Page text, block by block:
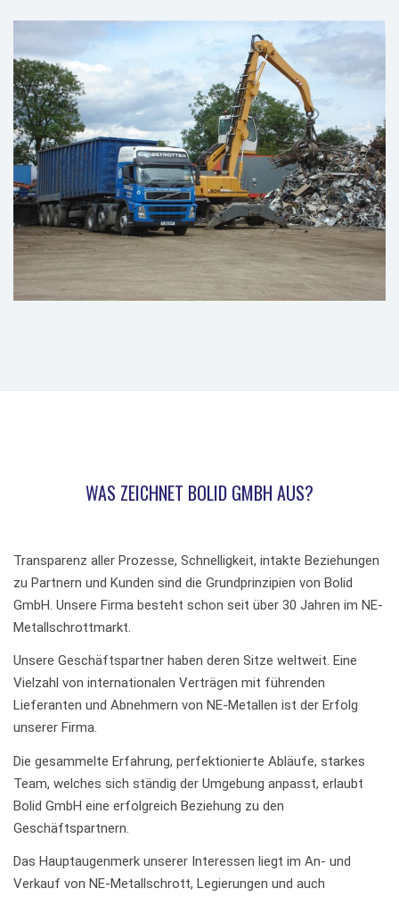
WAS ZEICHNET BOLID GMBH AUS?
Transparenz aller Prozesse, Schnelligkeit, intakte Beziehungen
zu Partnern und Kunden sind die Grundprinzipien von Bolid
GmbH. Unsere Firma besteht schon seit über 30 Jahren im NE-
Metallschrottmarkt.
Unsere Geschäftspartner haben deren Sitze weltweit. Eine
Vielzahl von internationalen Verträgen mit führenden
Lieferanten und Abnehmern von NE-Metallen ist der Erfolg
unserer Firma.
Die gesammelte Erfahrung, perfektionierte Abläufe, starkes
Team, welches sich ständig der Umgebung anpasst, erlaubt
Bolid GmbH eine erfolgreich Beziehung zu den
Geschäftspartnern.
Das Hauptaugenmerk unserer Interessen liegt im An- und
Verkauf von NE-Metallschrott, Legierungen und auch